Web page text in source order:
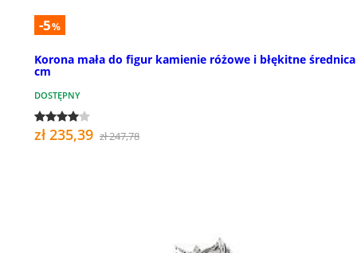
-5%
Korona mała do figur kamienie różowe i błękitne
cm
DOSTĘPNY
zł 235,39 zł 247,78